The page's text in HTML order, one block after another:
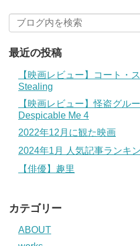
最近の投稿
【映画レビュー】コート・
Stealing
【映画レビュー】怪盗グル
Despicable Me 4
2022年12月に観た映画
2024年1月 人気記事ランキ
【俳優】趣里
カテゴリー
ABOUT